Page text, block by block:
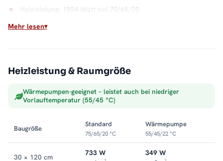
Heizleistung: 1894 Watt bei 75/65/20
Material: Stahl, Farbe Anthrazit
Max. Betriebsdruck: 5 bar
Wärme fürs Wohnen
flache Wärmequellen. Die 180er-Höhe macht ihn zur
Ausführungen finden Sie in der Kategorie
Vertikal-Heizkörper
Mehr lesen
Heizleistung & Raumgröße
Wärmepumpen-geeignet – leistet auch bei niedriger
Vorlauftemperatur (55/45 °C)
Baugröße
Standard
75/65/20 °C
Wärmepumpe
55/45/22 °C
30 × 120 cm 733 W 349 W